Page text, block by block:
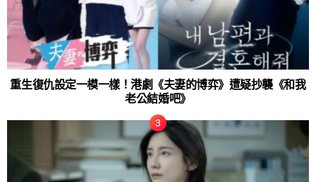
重生復仇設定一模一樣！港劇《夫妻的博弈》遭疑抄襲《和我
老公結婚吧》